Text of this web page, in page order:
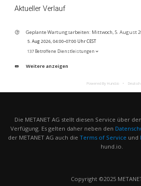
Aktueller Verlauf
Geplante Wartungsarbeiten: Mittwoch, 5. August
5. Aug 2026, 04:00–07:00 Uhr CEST
137 Betroffene Dienstleistungen
Weitere anzeigen
Powered By Hund.io Deutsch
Die METANET AG stellt diesen Service über
Verfügung. Es gelten daher neben den
der METANET AG auch die Terms of Service und
hund.io.
Copyright ©2025